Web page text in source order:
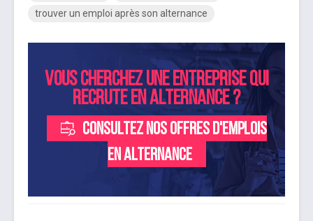
trouver un emploi après son alternance
Vous cherchez une entreprise qui
recrute en alternance ?
Consultez nos offres d'emplois
en alternance